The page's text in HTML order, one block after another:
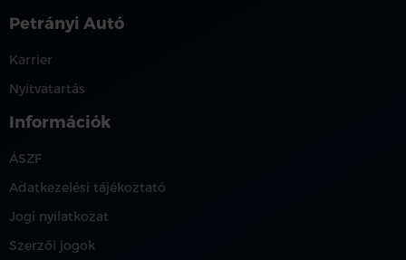
Petrányi Autó
Karrier
Nyitvatartás
Információk
ÁSZF
Adatkezelési tájékoztató
Jogi nyilatkozat
Szerzői jogok